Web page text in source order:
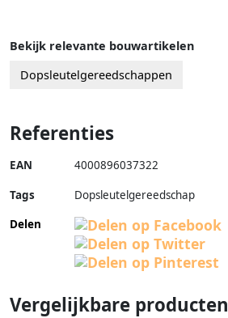
Bekijk relevante bouwartikelen
Dopsleutelgereedschappen
Referenties
EAN 4000896037322
Tags
Dopsleutelgereedschap
Delen
Vergelijkbare producten